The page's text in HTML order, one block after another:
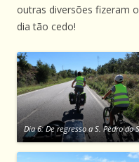
outras diversões fizeram
dia tão cedo!
Dia 6: De regresso a S. Pedro do